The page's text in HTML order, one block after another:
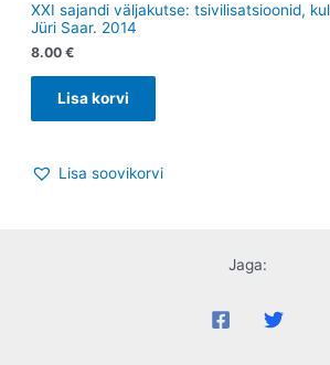
XXI sajandi väljakutse: tsivilisatsioonid,
Jüri Saar. 2014
8.00 €
Lisa korvi
Lisa soovikorvi
Jaga: